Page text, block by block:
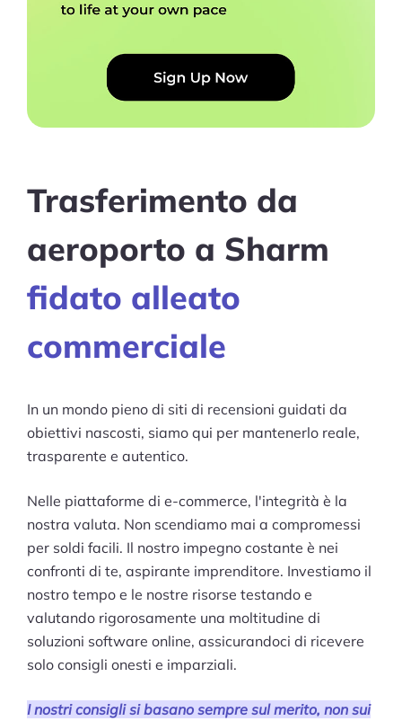
Trasferimento da
aeroporto a Sharm
fidato alleato
commerciale
In un mondo pieno di siti di recensioni guidati da
obiettivi nascosti, siamo qui per mantenerlo reale,
trasparente e autentico.
Nelle piattaforme di e-commerce, l'integrità è la
nostra valuta. Non scendiamo mai a compromessi
per soldi facili. Il nostro impegno costante è nei
confronti di te, aspirante imprenditore. Investiamo il
nostro tempo e le nostre risorse testando e
valutando rigorosamente una moltitudine di
soluzioni software online, assicurandoci di ricevere
solo consigli onesti e imparziali.
I nostri consigli si basano sempre sul merito, non sui